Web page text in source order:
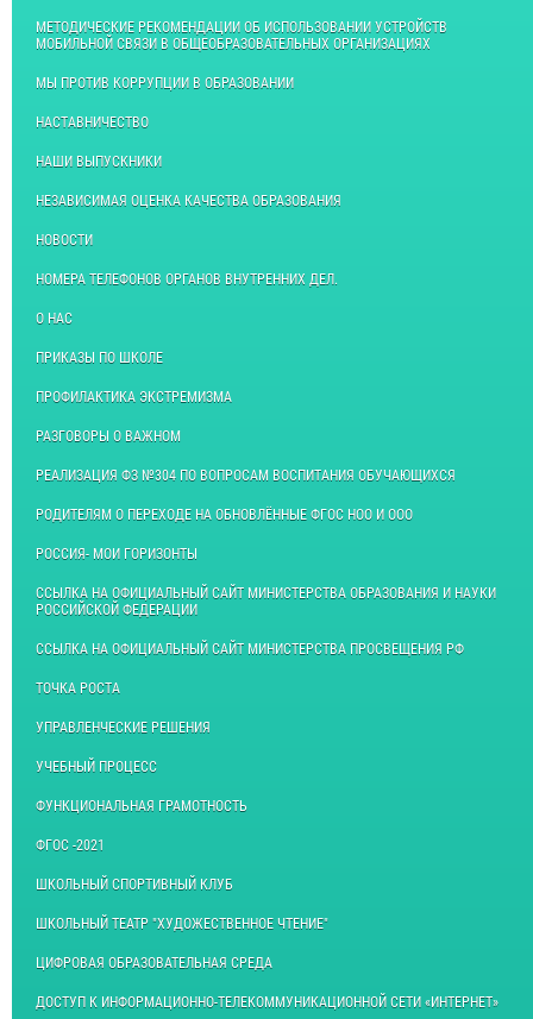
МЕТОДИЧЕСКИЕ РЕКОМЕНДАЦИИ ОБ ИСПОЛЬЗОВАНИИ УСТРОЙСТВ
МОБИЛЬНОЙ СВЯЗИ В ОБЩЕОБРАЗОВАТЕЛЬНЫХ ОРГАНИЗАЦИЯХ
МЫ ПРОТИВ КОРРУПЦИИ В ОБРАЗОВАНИИ
НАСТАВНИЧЕСТВО
НАШИ ВЫПУСКНИКИ
НЕЗАВИСИМАЯ ОЦЕНКА КАЧЕСТВА ОБРАЗОВАНИЯ
НОВОСТИ
НОМЕРА ТЕЛЕФОНОВ ОРГАНОВ ВНУТРЕННИХ ДЕЛ.
О НАС
ПРИКАЗЫ ПО ШКОЛЕ
ПРОФИЛАКТИКА ЭКСТРЕМИЗМА
РАЗГОВОРЫ О ВАЖНОМ
РЕАЛИЗАЦИЯ ФЗ №304 ПО ВОПРОСАМ ВОСПИТАНИЯ ОБУЧАЮЩИХСЯ
РОДИТЕЛЯМ О ПЕРЕХОДЕ НА ОБНОВЛЁННЫЕ ФГОС НОО И ООО
РОССИЯ- МОИ ГОРИЗОНТЫ
ССЫЛКА НА ОФИЦИАЛЬНЫЙ САЙТ МИНИСТЕРСТВА ОБРАЗОВАНИЯ И НАУКИ
РОССИЙСКОЙ ФЕДЕРАЦИИ
ССЫЛКА НА ОФИЦИАЛЬНЫЙ САЙТ МИНИСТЕРСТВА ПРОСВЕЩЕНИЯ РФ
ТОЧКА РОСТА
УПРАВЛЕНЧЕСКИЕ РЕШЕНИЯ
УЧЕБНЫЙ ПРОЦЕСС
ФУНКЦИОНАЛЬНАЯ ГРАМОТНОСТЬ
ФГОС -2021
ШКОЛЬНЫЙ СПОРТИВНЫЙ КЛУБ
ШКОЛЬНЫЙ ТЕАТР "ХУДОЖЕСТВЕННОЕ ЧТЕНИЕ"
ЦИФРОВАЯ ОБРАЗОВАТЕЛЬНАЯ СРЕДА
ДОСТУП К ИНФОРМАЦИОННО-ТЕЛЕКОММУНИКАЦИОННОЙ СЕТИ «ИНТЕРНЕТ»